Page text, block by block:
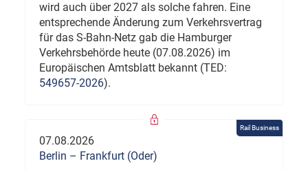
wird auch über 2027 als solche fahren. Eine
entsprechende Änderung zum Verkehrsvertrag
für das S-Bahn-Netz gab die Hamburger
Verkehrsbehörde heute (07.08.2026) im
Europäischen Amtsblatt bekannt (TED:
549657-2026).
Rail Business
07.08.2026
Berlin – Frankfurt (Oder)